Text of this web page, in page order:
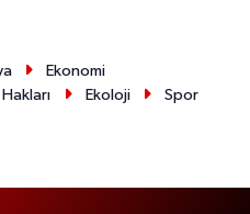
Ekonomi
Ekoloji
Spor